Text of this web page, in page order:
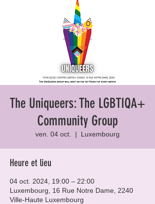
The Uniqueers: The LGBTIQA+
Community Group
ven. 04 oct.
  |
Luxembourg
Heure et lieu
04 oct. 2024, 19:00 – 22:00
Luxembourg, 16 Rue Notre Dame, 2240
Ville-Haute Luxembourg